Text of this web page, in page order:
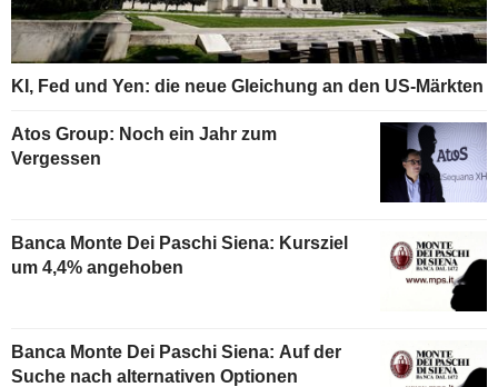
KI, Fed und Yen: die neue Gleichung an den US-Märkten
Atos Group: Noch ein Jahr zum
Vergessen
Banca Monte Dei Paschi Siena: Kursziel
um 4,4% angehoben
Banca Monte Dei Paschi Siena: Auf der
Suche nach alternativen Optionen